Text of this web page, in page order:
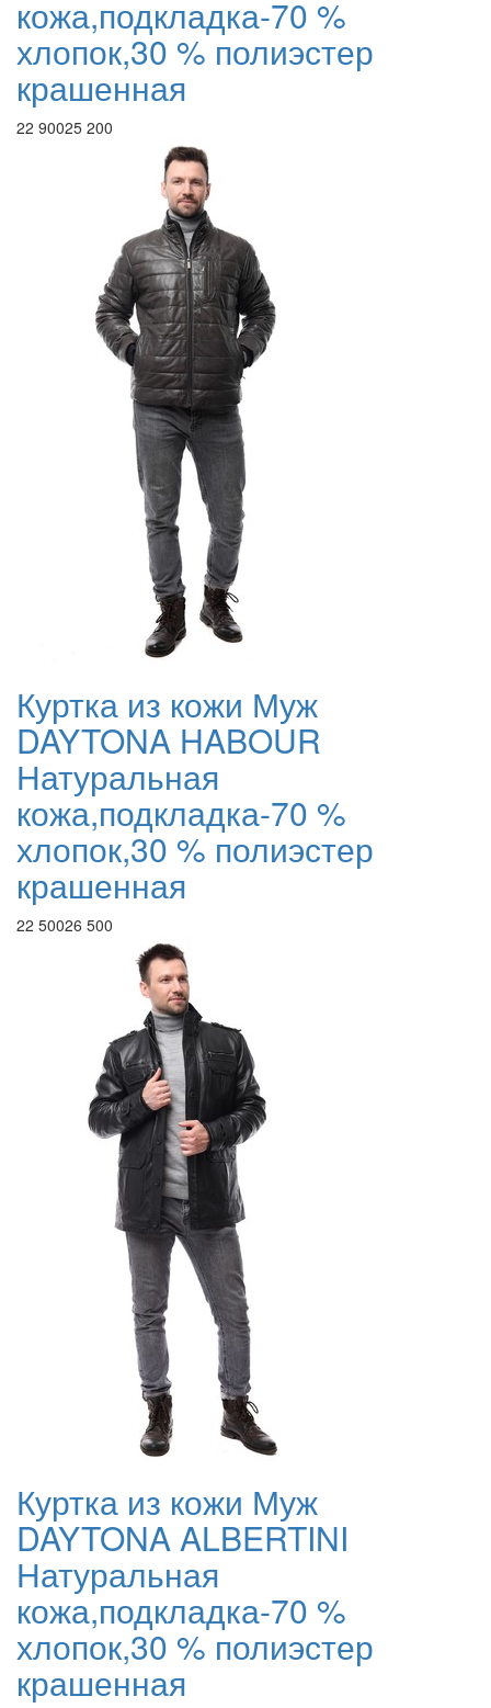
кожа,подкладка-70 %
хлопок,30 % полиэстер
крашенная
22 90025 200
Куртка из кожи Муж
DAYTONA HABOUR
Натуральная
кожа,подкладка-70 %
хлопок,30 % полиэстер
крашенная
22 50026 500
Куртка из кожи Муж
DAYTONA ALBERTINI
Натуральная
кожа,подкладка-70 %
хлопок,30 % полиэстер
крашенная